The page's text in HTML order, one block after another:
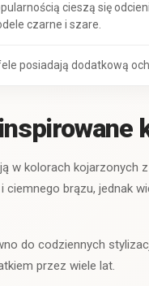
cieszą się
czarne i szare.
posiadają dodatkową
w kolorach kojarzonych
ciemnego brązu, jednak
do codziennych
przez wiele lat.